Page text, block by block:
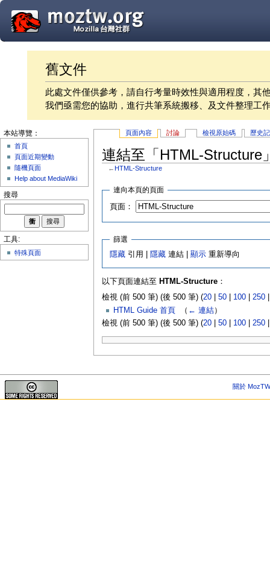
舊文件
此處文件僅供參考，請自行考量時效性與適用程度，其
我們亟需您的協助，進行共筆系統搬移、及文件整理工
頁面內容 討論 檢視原始碼 歷史
連結至「HTML-Structure
← HTML-Structure
連向本頁的頁面
頁面：
篩選
隱藏 引用 | 隱藏 連結 |顯示 重新導向
以下頁面連結至 HTML-Structure：
檢視 (前 500 筆) (後 500 筆) (20| 50| 100| 250
HTML Guide 首頁
（ ← 連結）
檢視 (前 500 筆) (後 500 筆) (20| 50| 100| 250
本站導覽：
首頁
頁面近期變動
隨機頁面
Help about MediaWiki
搜尋
工具:
特殊頁面
關於